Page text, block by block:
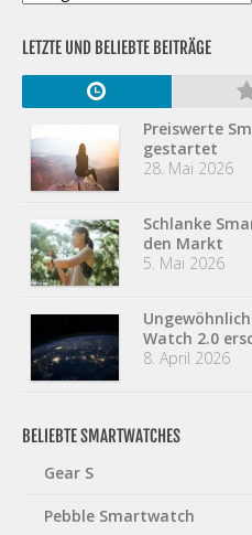
LETZTE UND BELIEBTE BEITRÄGE
Preiswerte
gestartet
28. Mai 2026
Schlanke
den Markt
5. Mai 2026
Watch 2.0
8. April 2026
BELIEBTE SMARTWATCHES
Gear S
Pebble Smartwatch